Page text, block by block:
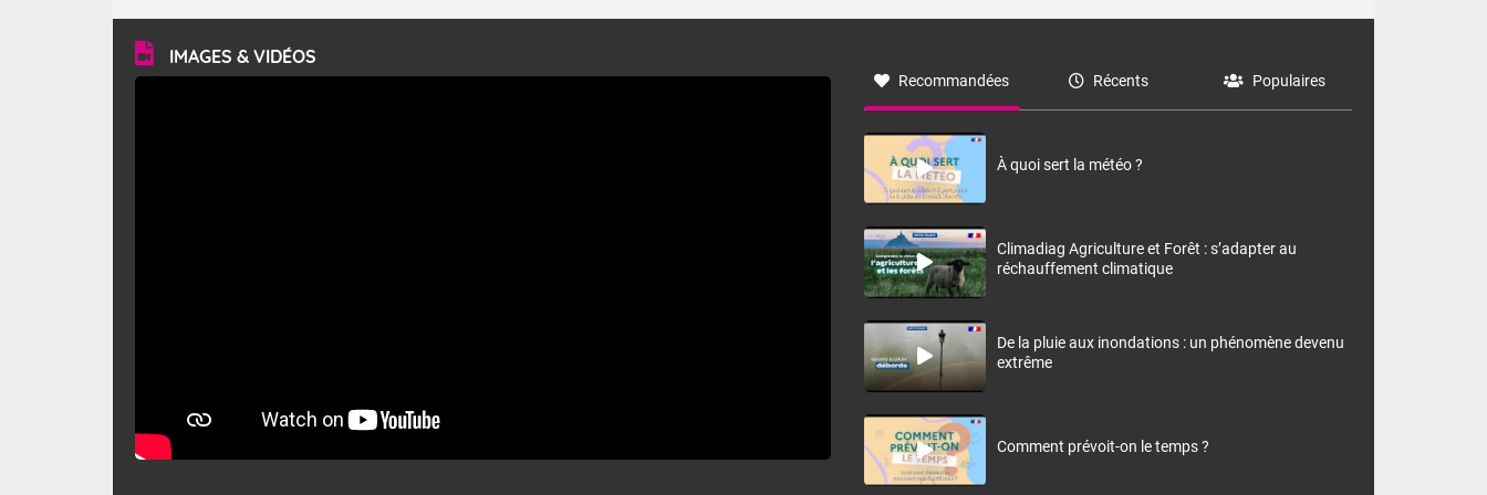
vitesse moyenne de 50 km/h et atteindre 80 à 100 km/h
en rafales, parfois davantage. Il parcourt la basse vallée
du Rhône et la Provence et envahit le littoral
méditerranéen à partir de la Camargue.
à nord-ouest, dans un secteur qui part du Roussillon à la
monts, en allusion aux régions montagneuses d’où
IMAGES & VIDÉOS
Recommandées Récents Populaires
À quoi sert la météo ?
Climadiag Agriculture et Forêt : s’adapter au
réchauffement climatique
De la pluie aux inondations : un phénomène devenu
extrême
Comment prévoit-on le temps ?